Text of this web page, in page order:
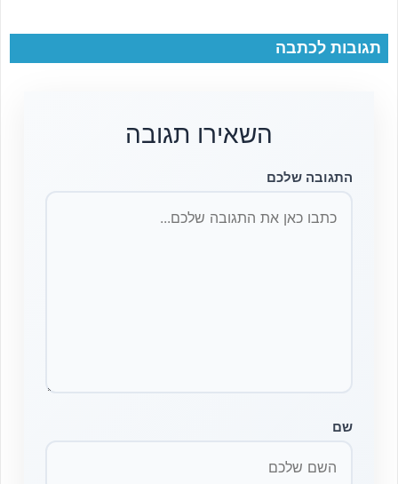
תגובות לכתבה
השאירו תגובה
התגובה שלכם
שם